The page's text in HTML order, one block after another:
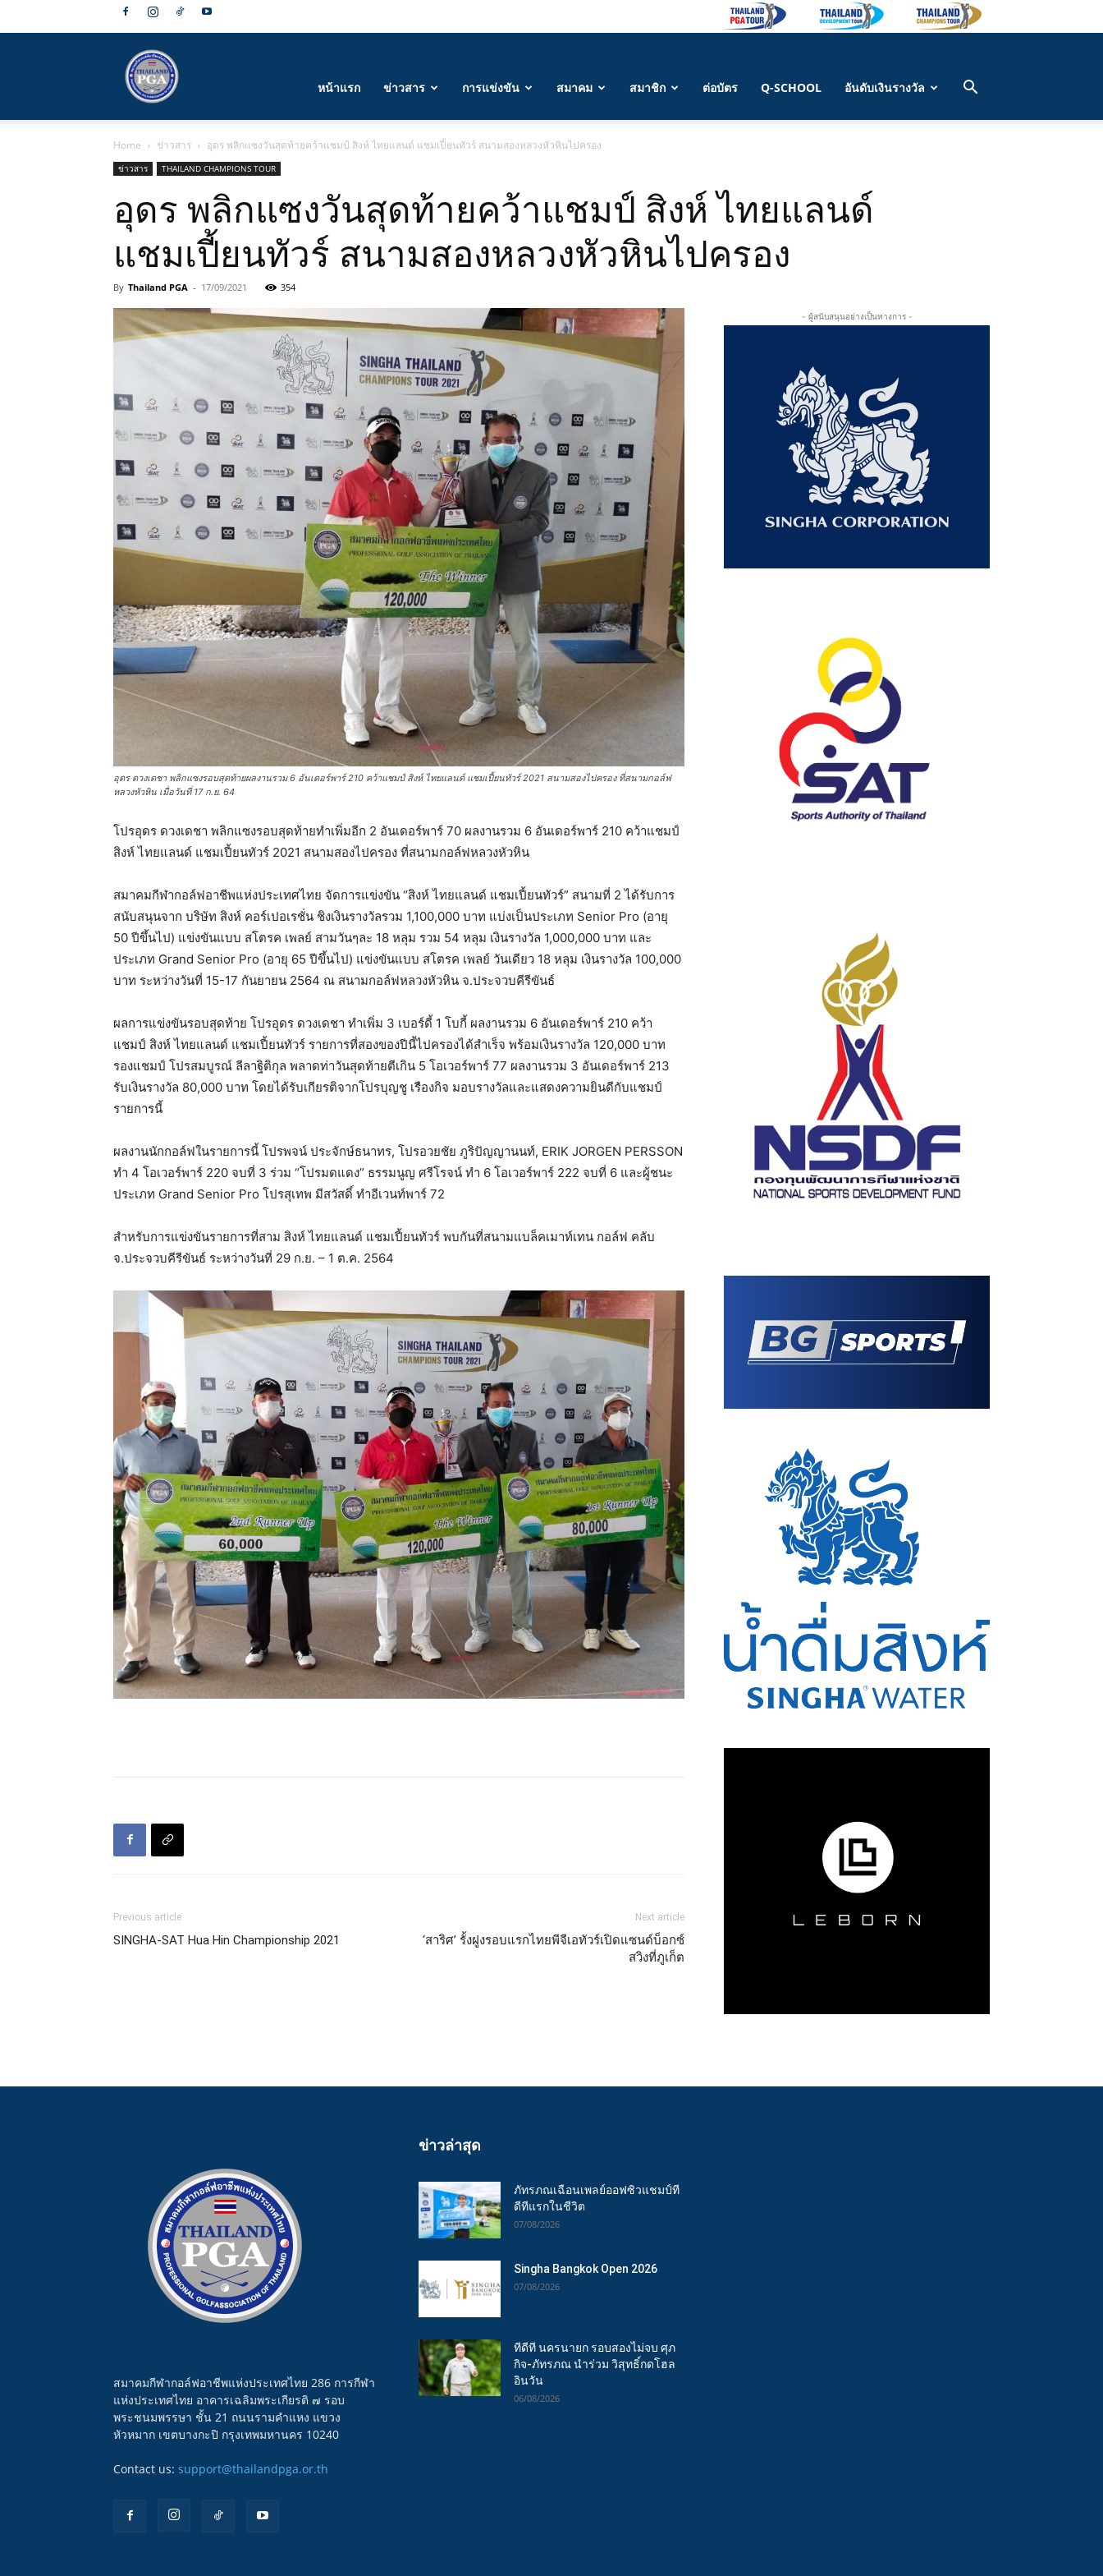
กีฬา
กอล์ฟ
อาชีพ
ประเทศไทย
หน้าแรก ข่าวสาร การแข่งขัน สมาคม สมาชิก ต่อบัตร Q-SCHOOL อันดับเงินรางวัล
Home ข่าวสาร อุดร พลิกแซงวันสุดท้ายคว้าแชมป์ สิงห์ ไทยแลนด์ แชมเปี้ยนทัวร์ สนามสองหลวงหัวหินไปครอง
ข่าวสาร THAILAND CHAMPIONS TOUR
อุดร พลิกแซงวันสุดท้ายคว้าแชมป์ สิงห์ ไทยแลนด์
แชมเปี้ยนทัวร์ สนามสองหลวงหัวหินไปครอง
By Thailand PGA - 17/09/2021 354
อุดร ดวงเดชา พลิกแซงรอบสุดท้ายผลงานรวม 6 อันเดอร์พาร์ 210 คว้าแชมป์ สิงห์ ไทยแลนด์ แชมเปี้ยนทัวร์ 2021 สนามสองไปครอง ที่สนามกอล์ฟ
หลวงหัวหิน เมื่อวันที่ 17 ก.ย. 64
โปรอุดร ดวงเดชา พลิกแซงรอบสุดท้ายทำเพิ่มอีก 2 อันเดอร์พาร์ 70 ผลงานรวม 6 อันเดอร์พาร์ 210 คว้าแชมป์
สิงห์ ไทยแลนด์ แชมเปี้ยนทัวร์ 2021 สนามสองไปครอง ที่สนามกอล์ฟหลวงหัวหิน
สมาคมกีฬากอล์ฟอาชีพแห่งประเทศไทย จัดการแข่งขัน “สิงห์ ไทยแลนด์ แชมเปี้ยนทัวร์” สนามที่ 2 ได้รับการ
สนับสนุนจาก บริษัท สิงห์ คอร์เปอเรชั่น ชิงเงินรางวัลรวม 1,100,000 บาท แบ่งเป็นประเภท Senior Pro (อายุ
50 ปีขึ้นไป) แข่งขันแบบ สโตรค เพลย์ สามวันๆละ 18 หลุม รวม 54 หลุม เงินรางวัล 1,000,000 บาท และ
ประเภท Grand Senior Pro (อายุ 65 ปีขึ้นไป) แข่งขันแบบ สโตรค เพลย์ วันเดียว 18 หลุม เงินรางวัล 100,000
บาท ระหว่างวันที่ 15-17 กันยายน 2564 ณ สนามกอล์ฟหลวงหัวหิน จ.ประจวบคีรีขันธ์
ผลการแข่งขันรอบสุดท้าย โปรอุดร ดวงเดชา ทำเพิ่ม 3 เบอร์ดี้ 1 โบกี้ ผลงานรวม 6 อันเดอร์พาร์ 210 คว้า
แชมป์ สิงห์ ไทยแลนด์ แชมเปี้ยนทัวร์ รายการที่สองของปีนี้ไปครองได้สำเร็จ พร้อมเงินรางวัล 120,000 บาท
รองแชมป์ โปรสมบูรณ์ ลีลาฐิติกุล พลาดท่าวันสุดท้ายตีเกิน 5 โอเวอร์พาร์ 77 ผลงานรวม 3 อันเดอร์พาร์ 213
รับเงินรางวัล 80,000 บาท โดยได้รับเกียรติจากโปรบุญชู เรืองกิจ มอบรางวัลและแสดงความยินดีกับแชมป์
รายการนี้
ผลงานนักกอล์ฟในรายการนี้ โปรพจน์ ประจักษ์ธนาทร, โปรอวยชัย ภูริปัญญานนท์, ERIK JORGEN PERSSON
ทำ 4 โอเวอร์พาร์ 220 จบที่ 3 ร่วม “โปรมดแดง” ธรรมนูญ ศรีโรจน์ ทำ 6 โอเวอร์พาร์ 222 จบที่ 6 และผู้ชนะ
ประเภท Grand Senior Pro โปรสุเทพ มีสวัสดิ์ ทำอีเวนท์พาร์ 72
สำหรับการแข่งขันรายการที่สาม สิงห์ ไทยแลนด์ แชมเปี้ยนทัวร์ พบกันที่สนามแบล็คเมาท์เทน กอล์ฟ คลับ
จ.ประจวบคีรีขันธ์ ระหว่างวันที่ 29 ก.ย. – 1 ต.ค. 2564
Previous article
SINGHA-SAT Hua Hin Championship 2021
Next article
‘สาริศ’ รั้งฝูงรอบแรกไทยพีจีเอทัวร์เปิดแซนด์บ็อกซ์
สวิงที่ภูเก็ต
- ผู้สนับสนุนอย่างเป็นทางการ -
สมาคมกีฬากอล์ฟอาชีพแห่งประเทศไทย 286 การกีฬา
แห่งประเทศไทย อาคารเฉลิมพระเกียรติ ๗ รอบ
พระชนมพรรษา ชั้น 21 ถนนรามคำแหง แขวง
หัวหมาก เขตบางกะปิ กรุงเทพมหานคร 10240
Contact us: support@thailandpga.or.th
ข่าวล่าสุด
ภัทรภณเฉือนเพลย์ออฟซิวแชมป์ที
ดีทีแรกในชีวิต
07/08/2026
Singha Bangkok Open 2026
07/08/2026
ทีดีที นครนายก รอบสองไม่จบ ศุภ
กิจ-ภัทรภณ นำร่วม วิสุทธิ์กดโฮล
อินวัน
06/08/2026